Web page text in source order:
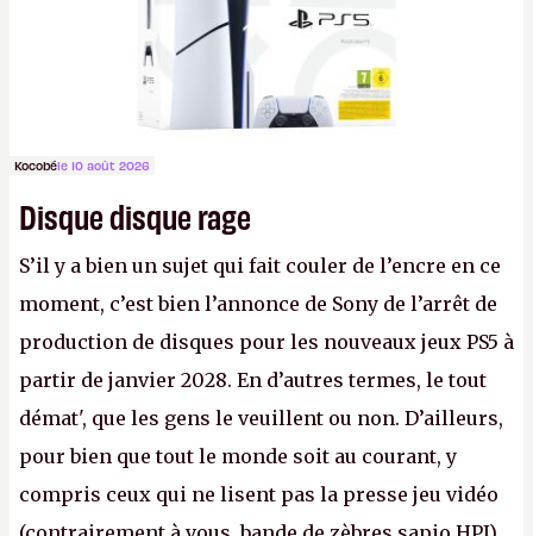
Kocobéle 10 août 2026
Disque disque rage
S’il y a bien un sujet qui fait couler de l’encre en ce
moment, c’est bien l’annonce de Sony de l’arrêt de
production de disques pour les nouveaux jeux PS5 à
partir de janvier 2028. En d’autres termes, le tout
démat', que les gens le veuillent ou non. D’ailleurs,
pour bien que tout le monde soit au courant, y
compris ceux qui ne lisent pas la presse jeu vidéo